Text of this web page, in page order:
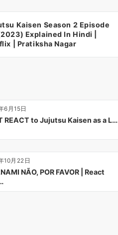
Kaisen Season 2 Episode
Explained In Hindi |
| Pratiksha Nagar
6月15日
REACT to Jujutsu Kaisen as a L…
10月22日
NÃO, POR FAVOR | React